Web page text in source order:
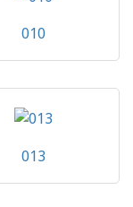
010
013